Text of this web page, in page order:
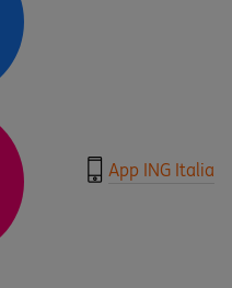
App ING Italia